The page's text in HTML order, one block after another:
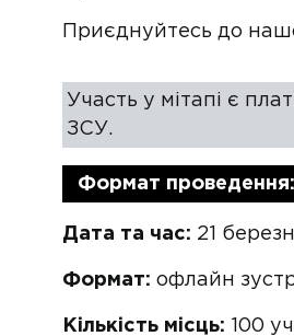
Приєднуйтесь до
Участь у мітапі є
ЗСУ.
Формат проведення:
Дата та час: 21
Формат: офлайн
Кількість місць: 100